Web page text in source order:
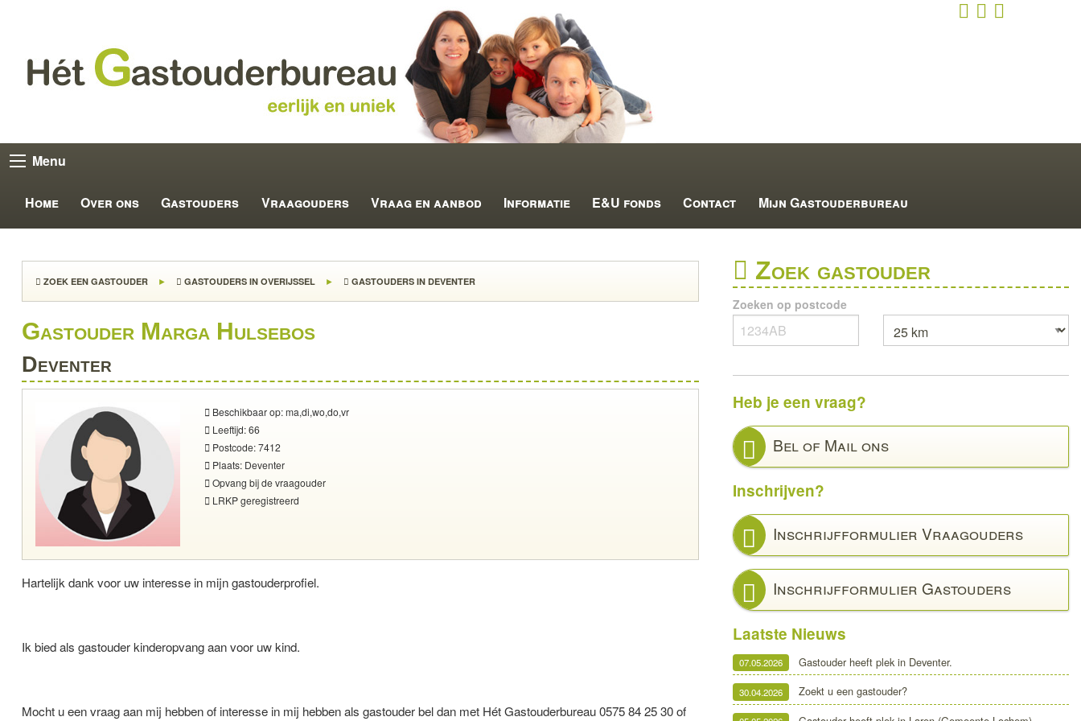
Menu
Home Over ons Gastouders Vraagouders Vraag en aanbod Informatie E&U fonds Contact Mijn Gastouderbureau
ZOEK EEN GASTOUDER GASTOUDERS IN OVERIJSSEL GASTOUDERS IN DEVENTER
Gastouder Marga Hulsebos
Deventer
Beschikbaar op: ma,di,wo,do,vr
Leeftijd: 66
Postcode: 7412
Plaats: Deventer
Opvang bij de vraagouder
LRKP geregistreerd
Hartelijk dank voor uw interesse in mijn gastouderprofiel.
Ik bied als gastouder kinderopvang aan voor uw kind.
Mocht u een vraag aan mij hebben of interesse in mij hebben als gastouder bel dan met Hét Gastouderbureau 0575 84 25 30 of
Zoek gastouder
Zoeken op postcode
Heb je een vraag?
Bel of Mail ons
Inschrijven?
Inschrijfformulier Vraagouders
Inschrijfformulier Gastouders
Laatste Nieuws
07.05.2026 Gastouder heeft plek in Deventer.
30.04.2026 Zoekt u een gastouder?